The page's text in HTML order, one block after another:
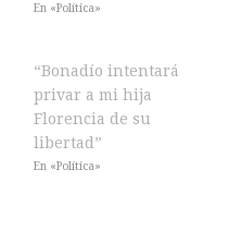
En «Política»
“Bonadío intentará
privar a mi hija
Florencia de su
libertad”
En «Política»